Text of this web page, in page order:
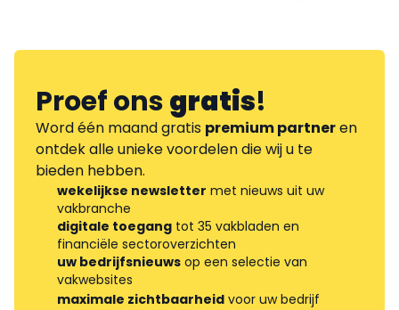
Proef onsgratis!
Word één maand gratis premium partneren
ontdek alle unieke voordelen die wij u te
bieden hebben.
wekelijkse newsletter met nieuws uit uw
vakbranche
digitale toegang tot 35 vakbladen en
financiële sectoroverzichten
uw bedrijfsnieuws op een selectie van
vakwebsites
maximale zichtbaarheid voor uw bedrijf